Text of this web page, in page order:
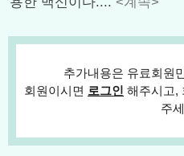
추가내용은 유료회원
회원이시면 로그인 해주시고,
주